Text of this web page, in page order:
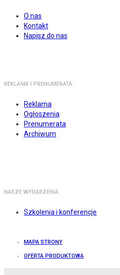
O nas
Kontakt
Napisz do nas
REKLAMA I PRENUMERATA
Reklama
Ogłoszenia
Prenumerata
Archiwum
NASZE WYDARZENIA
Szkolenia i konferencje
MAPA STRONY
OFERTA PRODUKTOWA